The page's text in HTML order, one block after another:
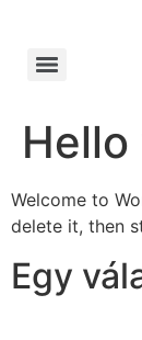
Welcome to
delete it, then
Egy